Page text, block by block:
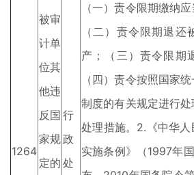
1264
被审
计单
位其
他违
反国
家规
定的
行
政
处
（一）责令限期缴纳
（二）责令限期退还
产；（三）责令限期
（四）责令按照国家
制度的有关规定进行
处理措施。2.《中华
实施条例》（1997年